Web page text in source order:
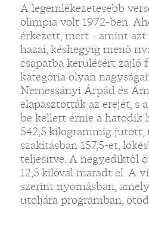
A legemlékezetesebb
olimpia volt 1972-ben.
érkezett, mert - amint
hazai, késhegyig menő
csapatba kerülésért zajló
kategória olyan
Nemessányi Árpád és
elapasztották az erejét, s
be kellett érnie a hatodik
542,5 kilogrammig jutott,
szakításban 157,5-et,
teljesítve. A negyediktől
12,5 kilóval maradt el. A
szerint nyomásban,
utoljára programban,